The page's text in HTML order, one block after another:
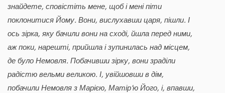
знайдете, сповістіть мене, щоб і мені піти
поклонитися Йому. Вони, вислухавши царя, пішли. І
ось зірка, яку бачили вони на сході, йшла перед ними,
аж поки, нарешті, прийшла і зупинилась над місцем,
де було Немовля. Побачивши зірку, вони зраділи
радістю вельми великою. І, увійшовши в дім,
побачили Немовля з Марією, Матір’ю Його, і, впавши,